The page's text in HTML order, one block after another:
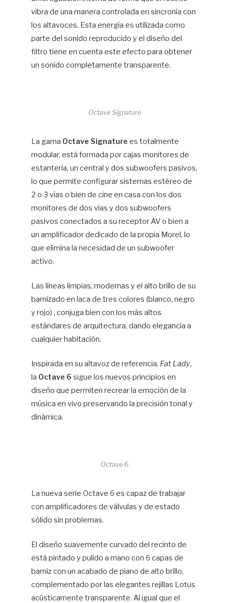
vibra de una manera controlada en sincronía con
los altavoces. Esta energía es utilizada como
parte del sonido reproducido y el diseño del
filtro tiene en cuenta este efecto para obtener
un sonido completamente transparente.
Octave Signature
La gama Octave Signature es totalmente
modular, está formada por cajas monitores de
estantería, un central y dos subwoofers pasivos,
lo que permite configurar sistemas estéreo de
2 o 3 vías o bien de cine en casa con los dos
monitores de dos vías y dos subwoofers
pasivos conectados a su receptor AV o bien a
un amplificador dedicado de la propia Morel, lo
que elimina la necesidad de un subwoofer
activo.
Las líneas limpias, modernas y el alto brillo de su
barnizado en laca de tres colores (blanco, negro
y rojo) , conjuga bien con los más altos
estándares de arquitectura, dando elegancia a
cualquier habitación.
Inspirada en su altavoz de referencia, Fat Lady,
la Octave 6 sigue los nuevos principios en
diseño que permiten recrear la emoción de la
música en vivo preservando la precisión tonal y
dinámica.
Octave 6
La nueva serie Octave 6 es capaz de trabajar
con amplificadores de válvulas y de estado
sólido sin problemas.
El diseño suavemente curvado del recinto de
está pintado y pulido a mano con 6 capas de
barniz con un acabado de piano de alto brillo,
complementado por las elegantes rejillas Lotus
acústicamente transparente. Al igual que el